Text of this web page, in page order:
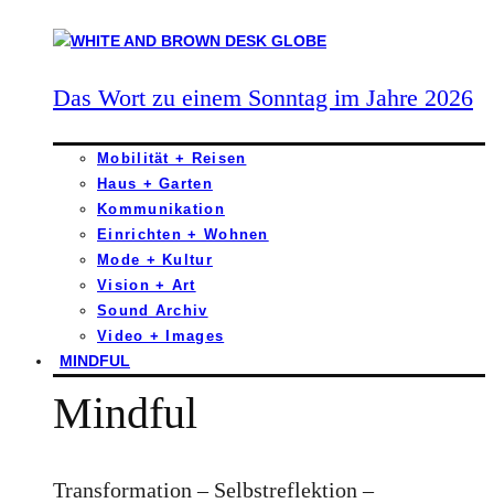
Das Wort zu einem Sonntag im Jahre 2026
Mobilität + Reisen
Haus + Garten
Kommunikation
Einrichten + Wohnen
Mode + Kultur
Vision + Art
Sound Archiv
Video + Images
MINDFUL
Mindful
Transformation – Selbstreflektion –